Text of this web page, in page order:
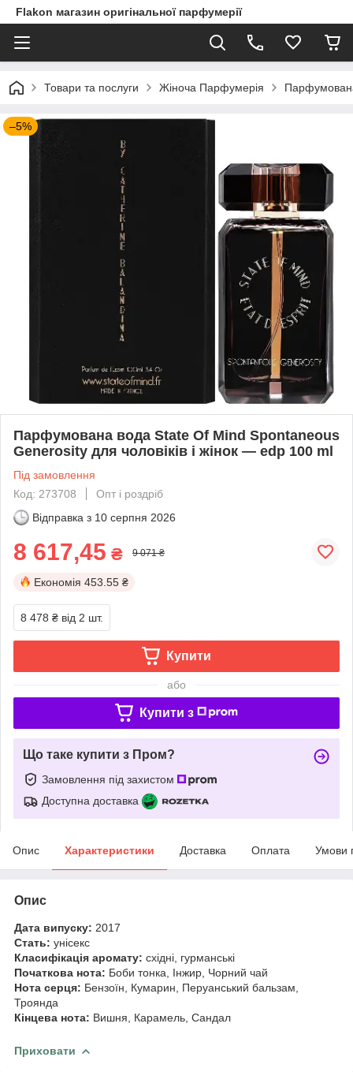
Flakon магазин оригінальної парфумерії
Товари та послуги Жіноча Парфумерія
–5%
Парфумована вода State Of Mind Spontaneous
Generosity для чоловіків і жінок — edp 100 ml
Під замовлення
Код: 273708
Опт і роздріб
Відправка з 10 серпня 2026
8 617,45 ₴ 9 071 ₴
Економія 453.55 ₴
8 478 ₴ від 2 шт.
Купити
або
Купити з
Що таке купити з Пром?
Замовлення під захистом
Доступна доставка
Опис Характеристики Доставка Оплата Умови
Опис
Дата випуску: 2017
Стать: унісекс
Класифікація аромату: східні, гурманські
Початкова нота: Боби тонка, Інжир, Чорний чай
Нота серця: Бензоїн, Кумарин, Перуанський бальзам,
Троянда
Кінцева нота: Вишня, Карамель, Сандал
Приховати